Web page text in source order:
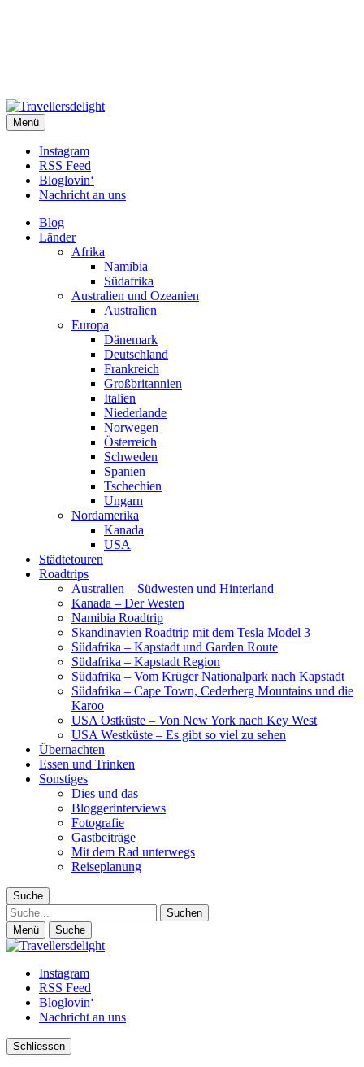
Travellersdelight
TRAVEL – LIVESTYLE – PHOTOGRAPHY
Menü
Instagram
RSS Feed
Bloglovin‘
Nachricht an uns
Blog
Länder
Afrika
Namibia
Südafrika
Australien und Ozeanien
Australien
Europa
Dänemark
Deutschland
Frankreich
Großbritannien
Italien
Niederlande
Norwegen
Österreich
Schweden
Spanien
Tschechien
Ungarn
Nordamerika
Kanada
USA
Städtetouren
Roadtrips
Australien – Südwesten und Hinterland
Kanada – Der Westen
Namibia Roadtrip
Skandinavien Roadtrip mit dem Tesla Model 3
Südafrika – Kapstadt und Garden Route
Südafrika – Kapstadt Region
Südafrika – Vom Krüger Nationalpark nach Kapstadt
Südafrika – Cape Town, Cederberg Mountains und die
Karoo
USA Ostküste – Von New York nach Key West
USA Westküste – Es gibt so viel zu sehen
Übernachten
Essen und Trinken
Sonstiges
Dies und das
Bloggerinterviews
Fotografie
Gastbeiträge
Mit dem Rad unterwegs
Reiseplanung
Suche
Suche
Menü Suche
Instagram
RSS Feed
Bloglovin‘
Nachricht an uns
Schliessen